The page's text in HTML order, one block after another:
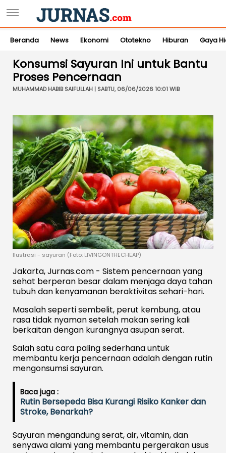
Beranda News Ekonomi Ototekno Hiburan Gaya
Konsumsi Sayuran Ini untuk Bantu
Proses Pencernaan
MUHAMMAD HABIB SAIFULLAH | SABTU, 06/06/2026 10:01 WIB
Ilustrasi - sayuran (Foto: LIVINGONTHECHEAP)
Jakarta, Jurnas.com - Sistem pencernaan yang
sehat berperan besar dalam menjaga daya tahan
tubuh dan kenyamanan beraktivitas sehari-hari.
Masalah seperti sembelit, perut kembung, atau
rasa tidak nyaman setelah makan sering kali
berkaitan dengan kurangnya asupan serat.
Salah satu cara paling sederhana untuk
membantu kerja pencernaan adalah dengan rutin
mengonsumsi sayuran.
Baca juga :
Rutin Bersepeda Bisa Kurangi Risiko Kanker dan
Stroke, Benarkah?
Sayuran mengandung serat, air, vitamin, dan
senyawa alami yang membantu pergerakan usus